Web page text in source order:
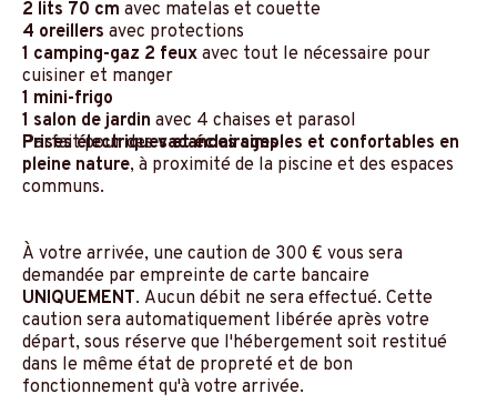
2 lits 70 cm avec matelas et couette
4 oreillers avec protections
1 camping-gaz 2 feux avec tout le nécessaire pour
cuisiner et manger
1 mini-frigo
1 salon de jardin avec 4 chaises et parasol
Prises électriques et éclairages
Parfait pour desvacances simples et confortables en
pleine nature, à proximité de la piscine et des espaces
communs.
À votre arrivée, une caution de 300 € vous sera
demandée par empreinte de carte bancaire
UNIQUEMENT. Aucun débit ne sera effectué. Cette
caution sera automatiquement libérée après votre
départ, sous réserve que l'hébergement soit restitué
dans le même état de propreté et de bon
fonctionnement qu'à votre arrivée.